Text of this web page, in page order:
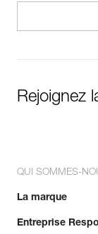
Rejoignez
QUI SOMMES-
La marque
Entreprise